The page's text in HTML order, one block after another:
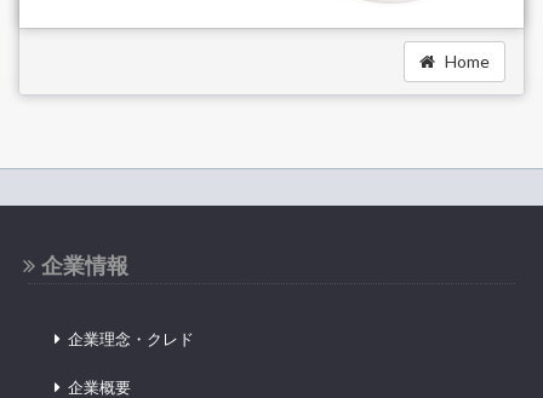
Home
企業情報
企業理念・クレド
企業概要